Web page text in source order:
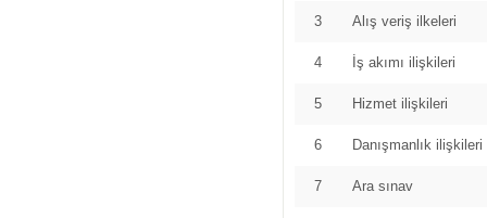
3 Alış veriş ilkeleri
4 İş akımı ilişkileri
5 Hizmet ilişkileri
6 Danışmanlık ilişkileri
7 Ara sınav